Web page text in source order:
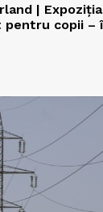
|
pentru copii –